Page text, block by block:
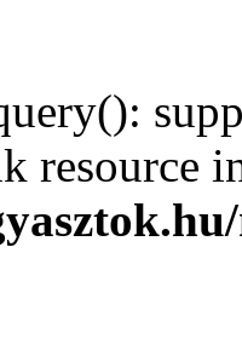
resource